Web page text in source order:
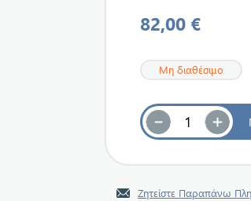
82,00 €
Μη διαθέσιμο
Ζητείστε Παραπάνω